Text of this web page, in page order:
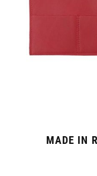
MADE IN